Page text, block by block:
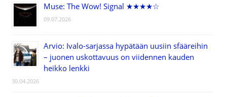
Muse: The Wow! Signal ★★★★☆
09.07.2026
Arvio: Ivalo-sarjassa hypätään uusiin sfääreihin
– juonen uskottavuus on viidennen kauden
heikko lenkki
30.04.2026